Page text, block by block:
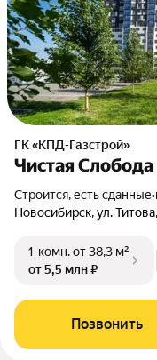
ГК «КПД-Газстрой»
Чистая Слобода
Строится, есть сданные•
Новосибирск, ул.
1-комн.от 38,3 м²
от 5,5 млн ₽
Позвонить